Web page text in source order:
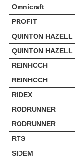
Omnicraft
PROFIT
QUINTON HAZELL
QUINTON HAZELL
REINHOCH
REINHOCH
RIDEX
RODRUNNER
RODRUNNER
RTS
SIDEM